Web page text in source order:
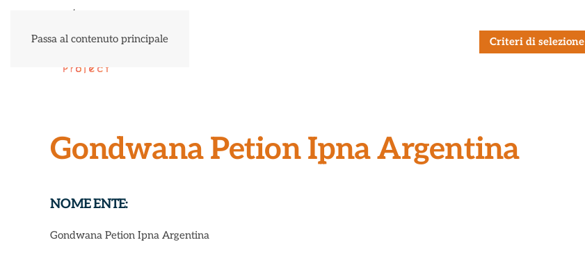
Passa al contenuto principale Criteri di selezione
Gondwana Petion Ipna Argentina
NOME ENTE:
Gondwana Petion Ipna Argentina